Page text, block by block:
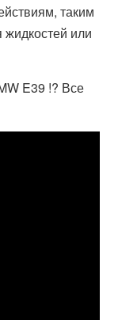
таким
жидкостей или
E39 !? Все